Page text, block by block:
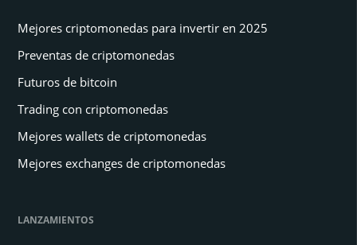
Mejores criptomonedas para invertir en 2025
Preventas de criptomonedas
Futuros de bitcoin
Trading con criptomonedas
Mejores wallets de criptomonedas
Mejores exchanges de criptomonedas
LANZAMIENTOS